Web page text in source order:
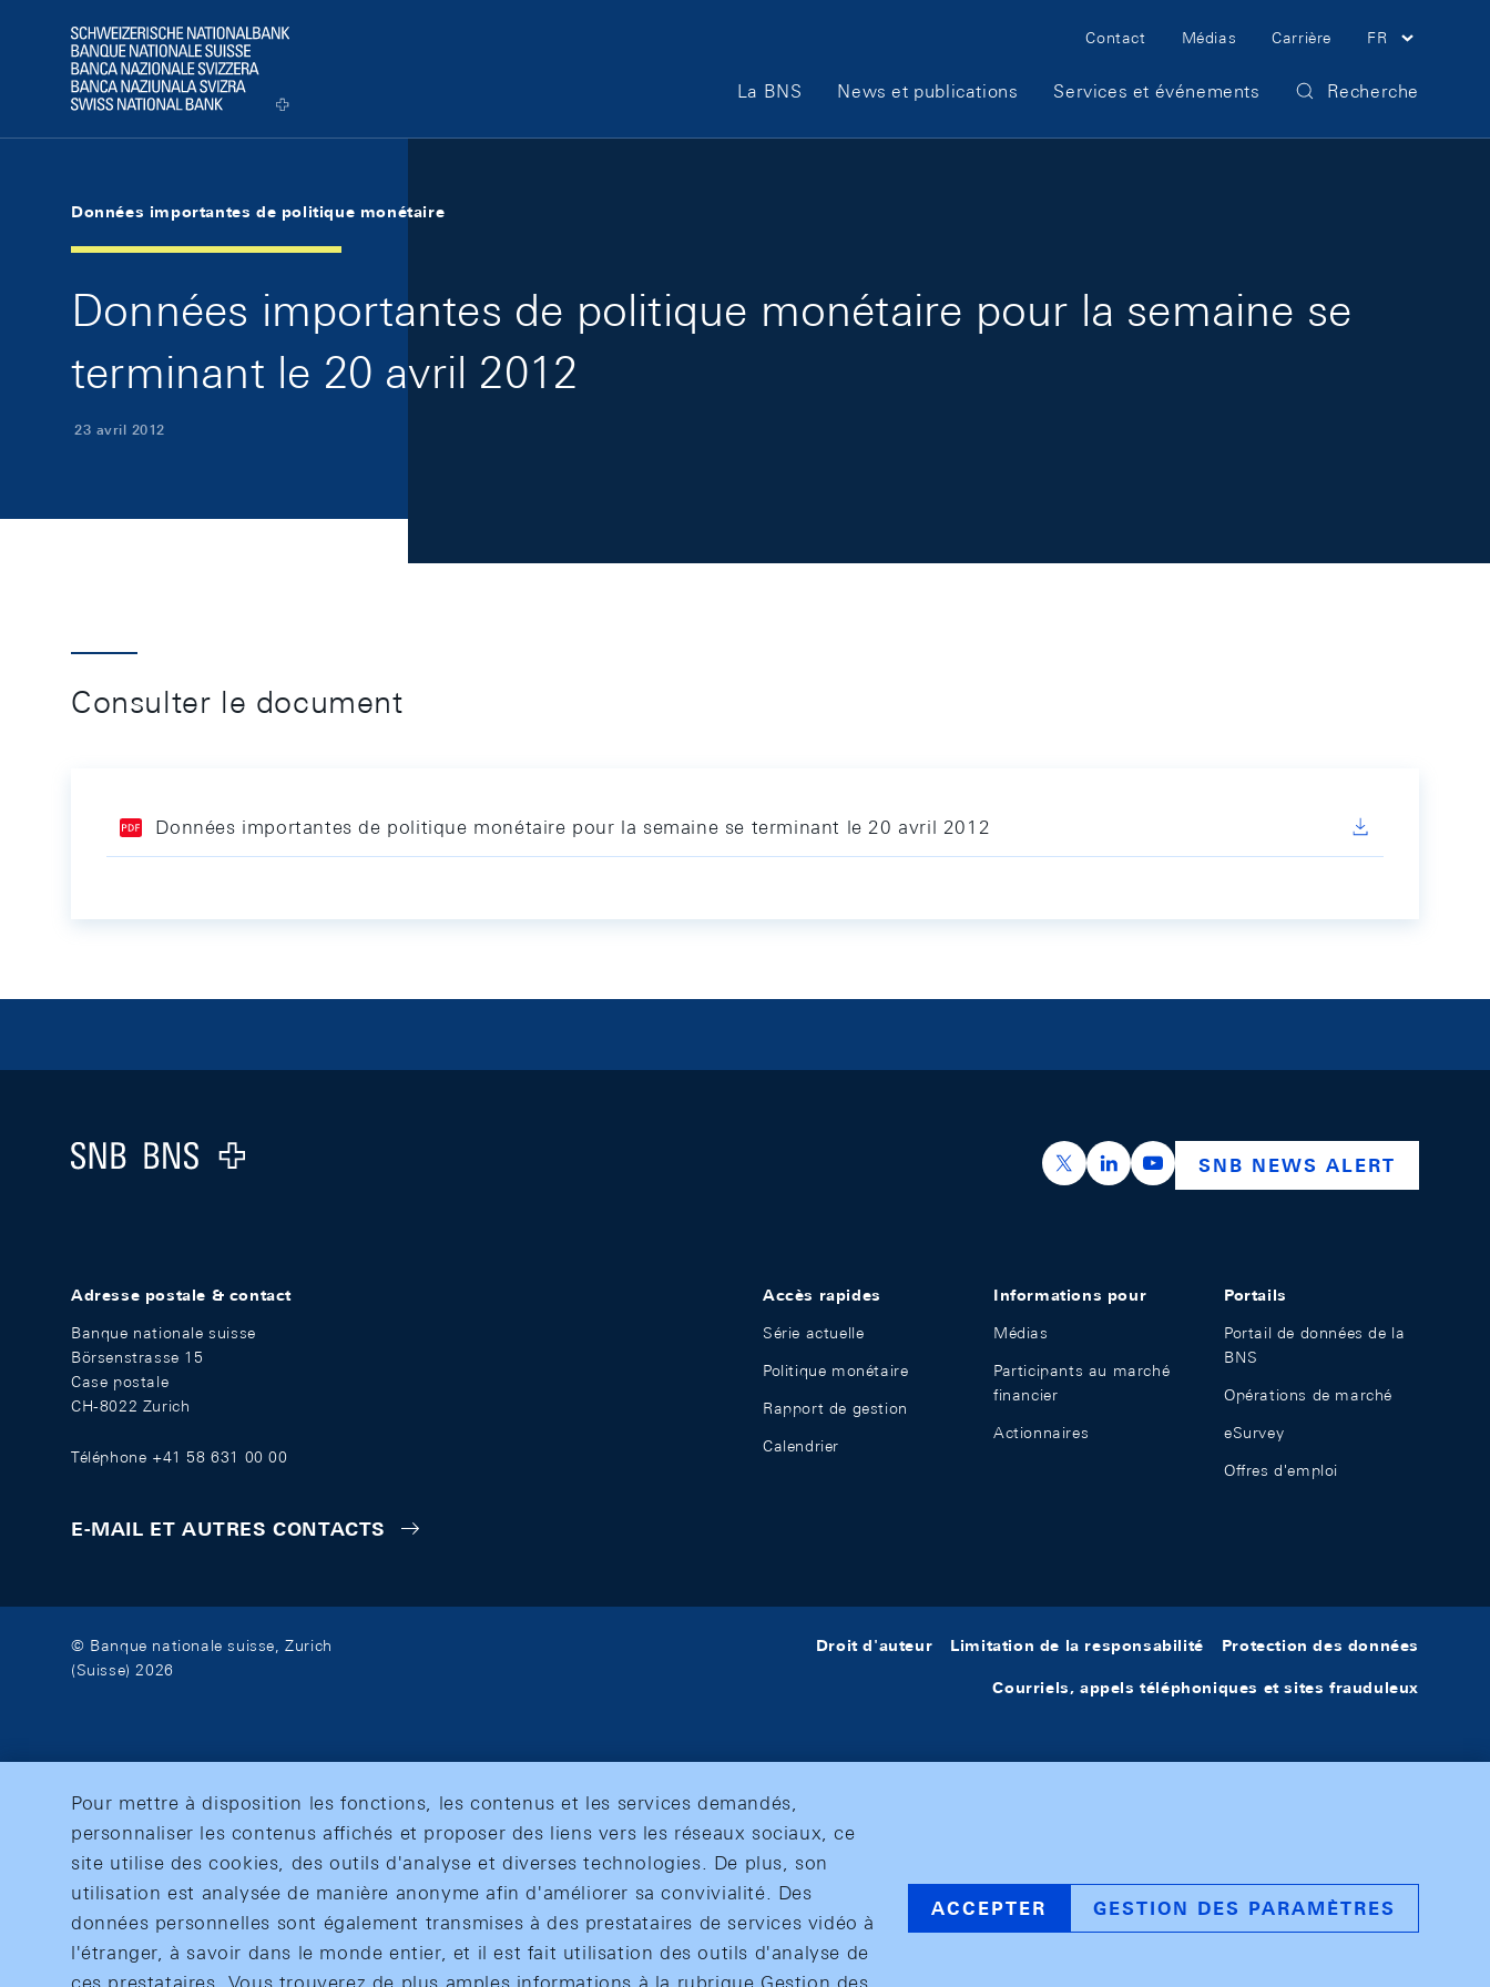
Logo
Meta Navigation
Contact Médias Carrière FR
Main Navigation
La BNS News et publications Services et événements Recherche
Données importantes de politique monétaire
Données importantes de politique monétaire pour la semaine se
terminant le 20 avril 2012
23 avril 2012
Consulter le document
Données importantes de politique monétaire pour la semaine se terminant le 20 avril 2012
Logo
https://x.com/snb_bns
https://ch.linkedin.com/company/swiss-
https://www.youtube.com/
SNB NEWS ALERT
Adresse postale & contact
Banque nationale suisse
Börsenstrasse 15
Case postale
CH-8022 Zurich
Téléphone +41 58 631 00 00
E-MAIL ET AUTRES CONTACTS
Accès rapides
Série actuelle
Politique monétaire
Rapport de gestion
Calendrier
Informations pour
Médias
Participants au marché
financier
Actionnaires
Portails
Portail de données de la
BNS
Opérations de marché
eSurvey
Offres d'emploi
© Banque nationale suisse, Zurich
(Suisse) 2026
Droit d'auteur Limitation de la responsabilité Protection des données
Courriels, appels téléphoniques et sites frauduleux
Pour mettre à disposition les fonctions, les contenus et les services demandés,
personnaliser les contenus affichés et proposer des liens vers les réseaux sociaux, ce
site utilise des cookies, des outils d'analyse et diverses technologies. De plus, son
utilisation est analysée de manière anonyme afin d'améliorer sa convivialité. Des
données personnelles sont également transmises à des prestataires de services vidéo à
l'étranger, à savoir dans le monde entier, et il est fait utilisation des outils d'analyse de
ACCEPTER GESTION DES PARAMÈTRES